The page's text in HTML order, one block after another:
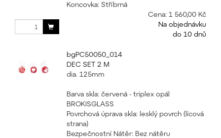
Koncovka: Stříbrná
Cena: 1 560,00 Kč
Na objednávku
do 10 dnů
bgPC50050_014
DEC SET 2 M
dia. 125mm
Barva skla: červená - triplex opál
BROKISGLASS
Povrchová úprava skla: lesklý povrch (lícová
strana)
Bezpečnostní Nátěr: Bez nátěru